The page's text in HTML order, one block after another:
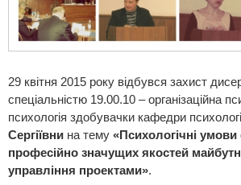
29 квітня 2015 року відбувся захист
спеціальністю 19.00.10 – організаційна
психологія здобувачки кафедри
Сергіївни на тему «Психологічні
професійно значущих якостей
управління проектами».